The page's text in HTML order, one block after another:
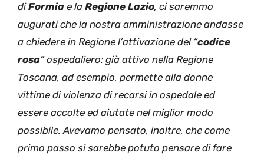
diFormia e la Regione Lazio, ci saremmo
augurati che la nostra amministrazione andasse
a chiedere in Regione l’attivazione del “codice
rosa” ospedaliero: già attivo nella Regione
Toscana, ad esempio, permette alla donne
vittime di violenza di recarsi in ospedale ed
essere accolte ed aiutate nel miglior modo
possibile. Avevamo pensato, inoltre, che come
primo passo si sarebbe potuto pensare di fare